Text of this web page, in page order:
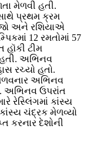
મેળવી હતી.
પ્રથમ ક્રમ
અને રશિયાએ
12 રમતોમાં 57
હૉકી ટીમ
અભિનવ
રચ્યો હતો.
અભિનવ
અભિનવ ઉપરાંત
રેસ્લિંગમાં કાંસ્ય
ચંદ્રક મેળવ્યો
કરનાર દેશોની